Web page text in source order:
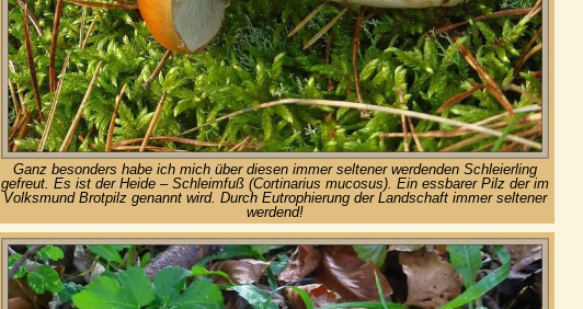
Ganz besonders habe ich mich über diesen immer seltener werdenden Schleierling
gefreut. Es ist der Heide – Schleimfuß (Cortinarius mucosus). Ein essbarer Pilz der im
Volksmund Brotpilz genannt wird. Durch Eutrophierung der Landschaft immer seltener
werdend!